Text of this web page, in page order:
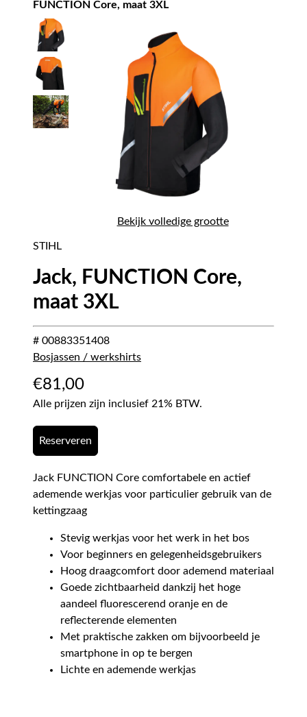
FUNCTION Core, maat 3XL
Bekijk volledige grootte
STIHL
Jack, FUNCTION Core,
maat 3XL
# 00883351408
Bosjassen / werkshirts
€81,00
Alle prijzen zijn inclusief 21% BTW.
Reserveren
Jack FUNCTION Core comfortabele en actief
ademende werkjas voor particulier gebruik van de
kettingzaag
Stevig werkjas voor het werk in het bos
Voor beginners en gelegenheidsgebruikers
Hoog draagcomfort door ademend materiaal
Goede zichtbaarheid dankzij het hoge
aandeel fluorescerend oranje en de
reflecterende elementen
Met praktische zakken om bijvoorbeeld je
smartphone in op te bergen
Lichte en ademende werkjas